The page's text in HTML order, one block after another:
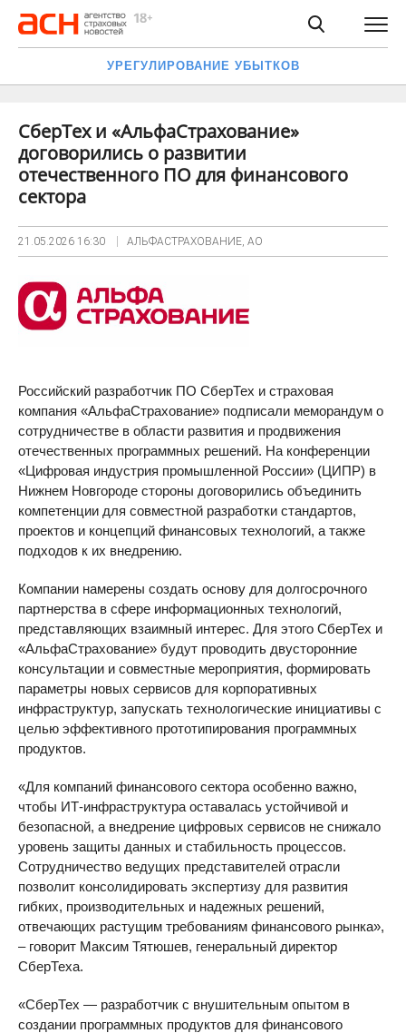
УРЕГУЛИРОВАНИЕ УБЫТКОВ
СберТех и «АльфаСтрахование»
договорились о развитии
отечественного ПО для финансового
сектора
21.05.2026 16:30 АЛЬФАСТРАХОВАНИЕ, АО
Российский разработчик ПО СберТех и страховая
компания «АльфаСтрахование» подписали меморандум о
сотрудничестве в области развития и продвижения
отечественных программных решений. На конференции
«Цифровая индустрия промышленной России» (ЦИПР) в
Нижнем Новгороде стороны договорились объединить
компетенции для совместной разработки стандартов,
проектов и концепций финансовых технологий, а также
подходов к их внедрению.
Компании намерены создать основу для долгосрочного
партнерства в сфере информационных технологий,
представляющих взаимный интерес. Для этого СберТех и
«АльфаСтрахование» будут проводить двусторонние
консультации и совместные мероприятия, формировать
параметры новых сервисов для корпоративных
инфраструктур, запускать технологические инициативы с
целью эффективного прототипирования программных
продуктов.
«Для компаний финансового сектора особенно важно,
чтобы ИТ-инфраструктура оставалась устойчивой и
безопасной, а внедрение цифровых сервисов не снижало
уровень защиты данных и стабильность процессов.
Сотрудничество ведущих представителей отрасли
позволит консолидировать экспертизу для развития
гибких, производительных и надежных решений,
отвечающих растущим требованиям финансового рынка»,
– говорит Максим Тятюшев, генеральный директор
СберТеха.
«СберТех — разработчик с внушительным опытом в
создании программных продуктов для финансового